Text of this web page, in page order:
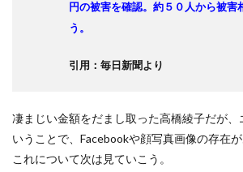
円の被害を確認。約５０人から被害
う。
引用：毎日新聞より
凄まじい金額をだまし取った高橋綾子だが、
いうことで、Facebookや顔写真画像の存在が
これについて次は見ていこう。